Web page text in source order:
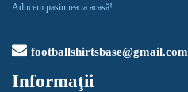
Aducem pasiunea ta acasă!
footballshirtsbase@gmail.com
Informaţii